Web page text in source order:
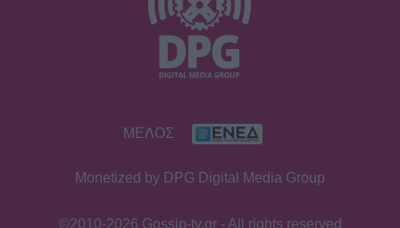
ΜΕΛΟΣ
Monetized by DPG Digital Media Group
©2010-2026 Gossip-tv.gr - All rights reserved